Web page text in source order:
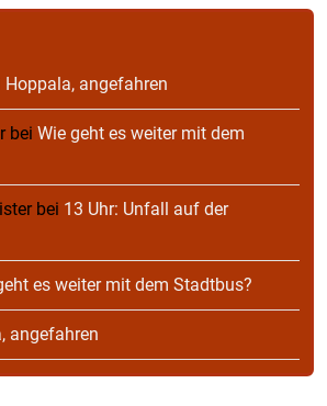
Hoppala, angefahren
bei Wie geht es weiter mit dem
bei 13 Uhr: Unfall auf der
es weiter mit dem Stadtbus?
angefahren